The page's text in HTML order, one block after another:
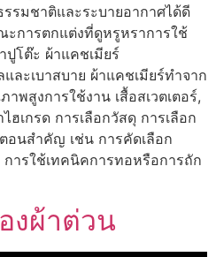
รมชาติและระบายอากาศได้ดี
การตกแต่งที่ดูหรูหราการใช้
ปูโต๊ะ ผ้าแคชเมียร์
ะเบาสบาย ผ้าแคชเมียร์ทำจาก
สูงการใช้งาน เสื้อสเวตเตอร์,
เกรด การเลือกวัสดุ การเลือก
นสำคัญ เช่น การคัดเลือก
ารใช้เทคนิคการทอหรือการถัก
งผ้าต่วน